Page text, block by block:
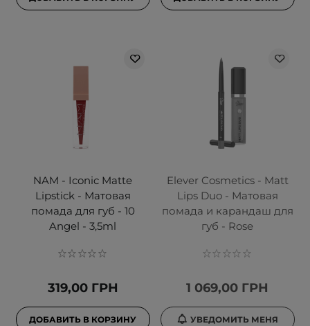
NAM - Iconic Matte
Lipstick - Матовая
помада для губ - 10
Angel - 3,5ml
319,00 ГРН
ДОБАВИТЬ В КОРЗИНУ
Elever Cosmetics - Matt
Lips Duo - Матовая
помада и карандаш для
губ - Rose
1 069,00 ГРН
УВЕДОМИТЬ МЕНЯ